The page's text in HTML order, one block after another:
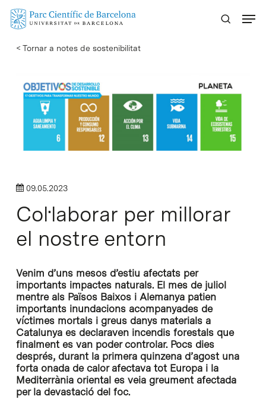
Skip
content
< Tornar a notes de sostenibilitat
09.05.2023
Col·laborar per millorar
el nostre entorn
Venim d’uns mesos d’estiu afectats per
importants impactes naturals. El mes de juliol
mentre als Països Baixos i Alemanya patien
importants inundacions acompanyades de
víctimes mortals i greus danys materials a
Catalunya es declaraven incendis forestals que
finalment es van poder controlar. Pocs dies
després, durant la primera quinzena d’agost una
forta onada de calor afectava tot Europa i la
Mediterrània oriental es veia greument afectada
per la devastació del foc.